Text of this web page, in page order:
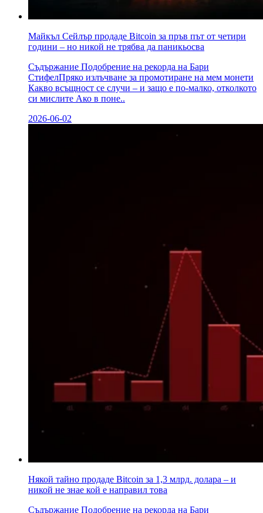
Майкъл Сейлър продаде Bitcoin за пръв път от четири
години – но никой не трябва да паникьосва
Съдържание Подобрение на рекорда на Бари
СтифелПряко излъчване за промотиране на мем монети
Какво всъщност се случи – и защо е по-малко, отколкото
си мислите Ако в поне..
2026-06-02
Някой тайно продаде Bitcoin за 1,3 млрд. долара – и
никой не знае кой е направил това
Съдържание Подобрение на рекорда на Бари